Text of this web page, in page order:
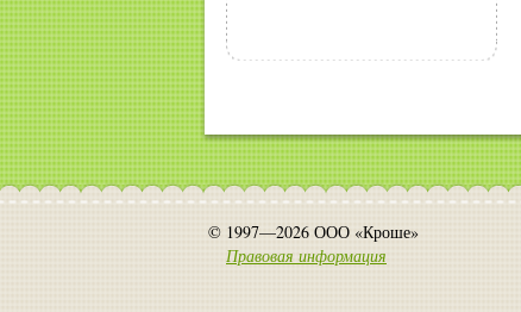
© 1997—2026 ООО «Кроше»
Правовая информация